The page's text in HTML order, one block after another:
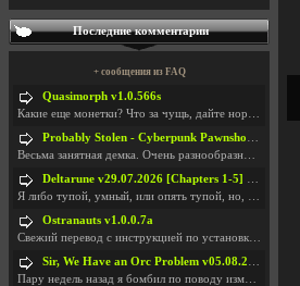
Последние комментарии
+ сообщения из FAQ
Quasimorph v1.0.566s
Какие еще монетки? Что за чущь, дайте нормально ск
Probably Stolen - Cyberpunk Pawnshop Simulator v048c [Playtest]
Весьма занятная демка. Очень разнообразные механик
Deltarune v29.07.2026 [Chapters 1-5] / + RUS [Chapters 1-5]
Я либо тупой, умный, или опять тупой, но, вроде я
Ostranauts v1.0.0.7a
Свежий перевод с инструкцией по установкеhttps://g
Sir, We Have an Orc Problem v05.08.2026
Пару недель назад я бомбил по поводу изменения мин